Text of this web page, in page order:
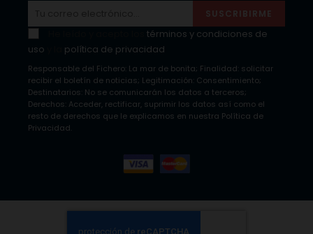
SUSCRIBIRME
términos y condiciones de
uso
política de privacidad
Responsable del Fichero: La mar de bonita; Finalidad: solicitar
recibir el boletín de noticias; Legitimación: Consentimiento;
Destinatarios: No se comunicarán los datos a terceros;
Derechos: Acceder, rectificar, suprimir los datos así como el
resto de derechos que le explicamos en nuestra Política de
Privacidad.